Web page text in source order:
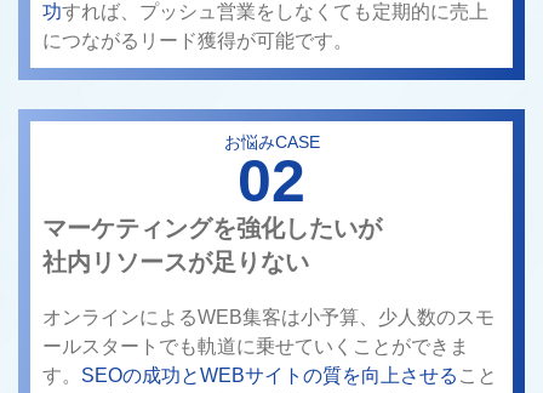
功すれば、プッシュ営業をしなくても定期的に売上
につながるリード獲得が可能です。
お悩みCASE
02
マーケティングを強化したいが
社内リソースが足りない
オンラインによるWEB集客は小予算、少人数のスモ
ールスタートでも軌道に乗せていくことができま
す。 SEOの成功とWEBサイトの質を向上させる こと